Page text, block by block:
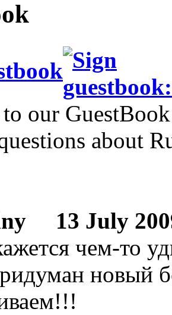
our
about
13 July
чем-то
новый